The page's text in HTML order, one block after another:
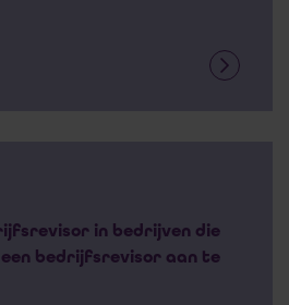
in bedrijven die
bedrijfsrevisor aan te